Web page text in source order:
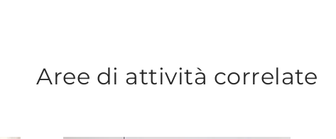
Aree di attività correlate